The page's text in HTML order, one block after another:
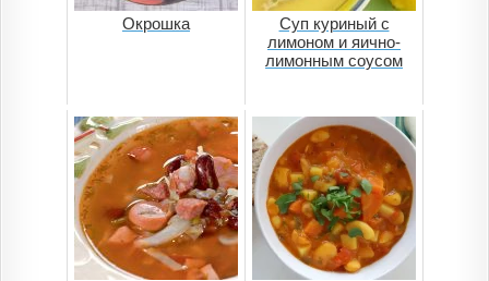
Окрошка
Суп куриный с
лимоном и яично-
лимонным соусом